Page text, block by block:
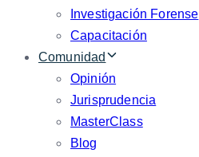
Investigación Forense
Capacitación
Comunidad
Opinión
Jurisprudencia
MasterClass
Blog